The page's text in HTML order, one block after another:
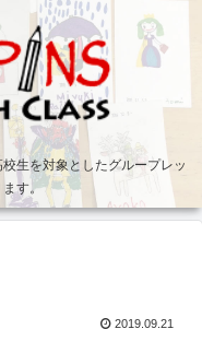
生を対象としたグループレッ
ます。
2019.09.21